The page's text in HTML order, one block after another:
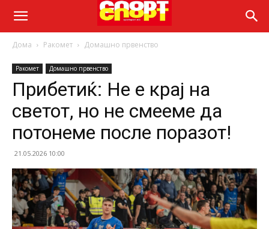
Дома Ракомет Домашно првенство
Ракомет Домашно првенство
Прибетиќ: Не е крај на
светот, но не смееме да
потонеме после поразот!
21.05.2026 10:00